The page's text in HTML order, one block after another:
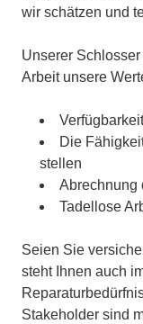
wir schätzen und
Unserer
Arbeit unsere
Die
stellen
Abrechnung
Tadellose
Seien Sie
steht Ihnen auch
Stakeholder sind